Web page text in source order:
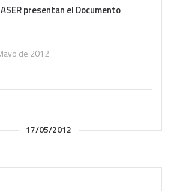
presentan el Documento
de 2012
17/05/2012